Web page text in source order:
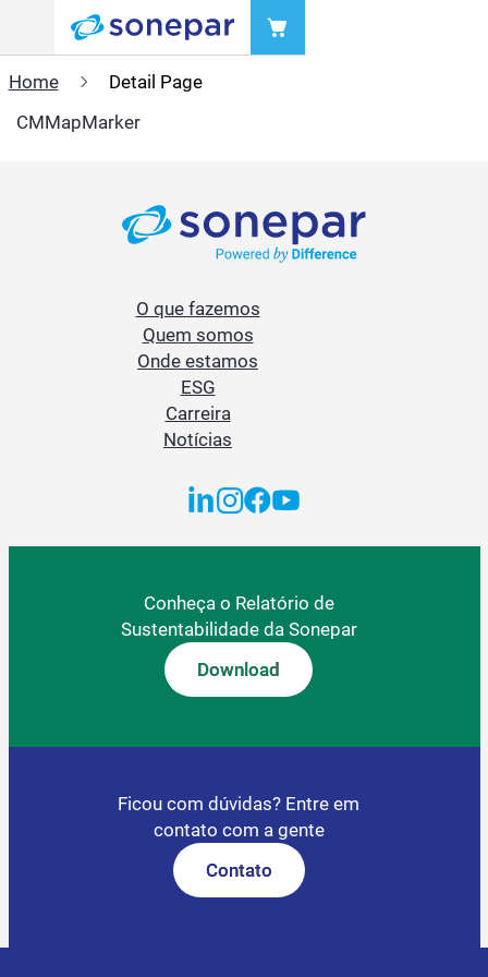
Home
Detail Page
CMMapMarker
O que fazemos
Quem somos
Onde estamos
ESG
Carreira
Notícias
Conheça o Relatório de
Sustentabilidade da Sonepar
Download
Ficou com dúvidas? Entre em
contato com a gente
Contato